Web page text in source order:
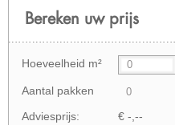
Bereken uw prijs
Hoeveelheid m²
Aantal pakken
Adviesprijs: € -,--